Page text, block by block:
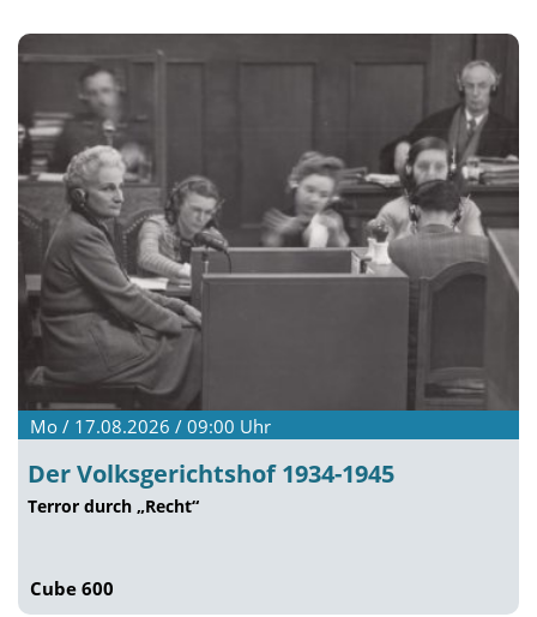
Mo / 17.08.2026 / 09:00 Uhr
Der Volksgerichtshof 1934-1945
Terror durch „Recht“
Cube 600